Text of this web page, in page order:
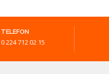
TELEFON
0 224 712 02 15